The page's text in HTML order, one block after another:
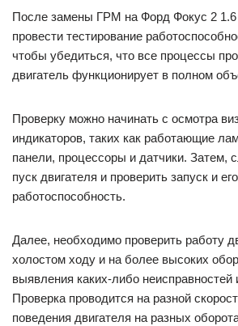
После замены ГРМ на Форд Фокус 2
провести тестирование
чтобы убедиться, что все процессы
двигатель функционирует в полном
Проверку можно начинать с осмотра
индикаторов, таких как работающие
панели, процессоры и датчики. Затем,
пуск двигателя и проверить запуск и его
работоспособность.
Далее, необходимо проверить работу
холостом ходу и на более высоких
выявления каких-либо
Проверка проводится на разной
поведения двигателя на разных